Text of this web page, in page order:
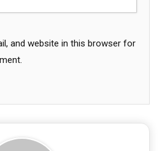
and website in this browser for